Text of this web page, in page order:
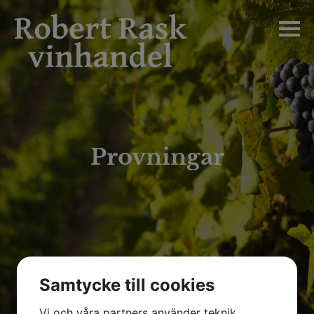
Hem
Producenter
Bordeaux
Konsument
Restaurang
Nyheter
Provningar
Samtycke till cookies